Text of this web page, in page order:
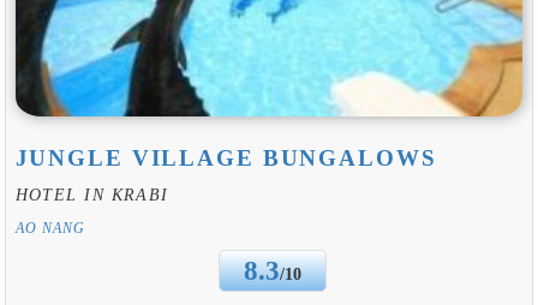
JUNGLE VILLAGE BUNGALOWS
HOTEL IN KRABI
AO NANG
8.3/10